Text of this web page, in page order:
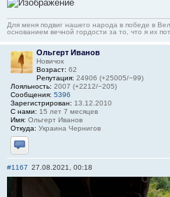
Для меня подвиг нашего народа в победе в
основанием вечной гордости за то, что я их
Ольгерт Иванов
Новичок
Возраст: 62
Репутация: 24906 (+25005/−99)
Лояльность: 2007 (+2212/−205)
Сообщения: 5396
Зарегистрирован: 13.12.2010
С нами: 15 лет 7 месяцев
Имя: Ольгерт Иванов
Откуда: Украина Чернигов
Отправить личное сообщение
#1167 27.08.2021, 00:18